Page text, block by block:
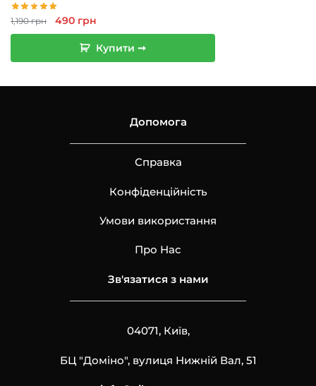
1,190грн
Оригінальна
ціна:
1,190 грн.
490 грн
ціна:
490 грн.
Купити ➞
Допомога
Справка
Конфіденційність
Умови використання
Про Нас
Зв'язатися з нами
04071, Київ,
БЦ "Доміно", вулиця Нижній Вал, 51